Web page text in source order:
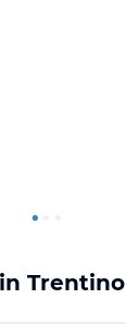
Trentino